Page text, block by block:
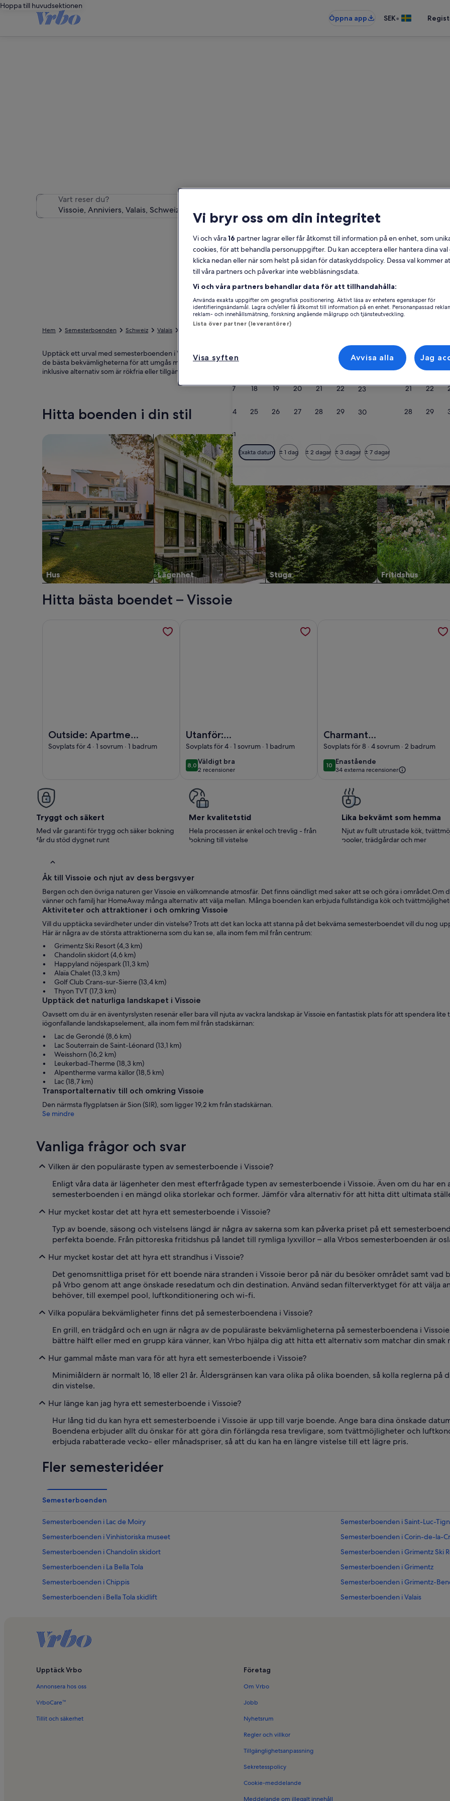
Hoppa till huvudsektionen
Öppna app
SEK•
Vart reser du?
Kalender
dina
nuvarande
månader
August
2026
och
September
augusti 2026
MånMåndag
TisTisdag
OnsOnsdag
TorsTorsdag
FreFredag
LörLördag
SönSöndag
1 2
15
17 18 19 20 21 22 23
24 25 26 27 28 29 30
31
14
21 22
28 29
Exakta datum ± 1 dag ± 2 dagar ± 3 dagar ± 7 dagar
Hem Semesterboenden Schweiz Valais
Upptäck ett urval med semesterboenden i Vissoie som passar perfekt för din resa. Oavsett om du bor på ett semesterboende
de bästa bekvämligheterna för att umgås med dem du gillar bäst, till exempel wi-fi och en bubbelpool. Vad du än drömmer om
inklusive alternativ som är rökfria eller tillgänglighetsanpassade.
Hitta boenden i din stil
Hus Lägenhet
Sök bland lägenheter
Stuga Fritidshus
Hitta bästa boendet – Vissoie
Outside: Apartment
in a small building in
Sovplats för 4 · 1 sovrum · 1 badrum
Utanför:
vindsvåning på 2: a
våningen i en stuga,
för 2-4 personer,
Sovplats för 4 · 1 sovrum · 1 badrum
8,08,0 av 10
Väldigt bra
väldigt
bra
2 recensioner
(2 recensioner)
Charmant
appartement
pouvant accueillir
jusqu'à 10
canapé-lit au salon)
situé dans la
Sovplats för 8 · 4 sovrum · 2 badrum
1010 av 10
Enastående
enastående
34 externa recensioner
Tryggt och säkert
Med vår garanti för trygg och säker bokning
får du stöd dygnet runt
Mer kvalitetstid
Hela processen är enkel och trevlig - från
bokning till vistelse
Lika bekvämt som hemma
Njut av fullt utrustade kök,
pooler, trädgårdar och mer
Åk till Vissoie och njut av dess bergsvyer
Bergen och den övriga naturen ger Vissoie en välkomnande atmosfär. Det finns oändligt med saker att se och göra i
vänner och familj har HomeAway många alternativ att välja mellan. Många boenden kan erbjuda fullständiga kök och
Aktiviteter och attraktioner i och omkring Vissoie
Vill du upptäcka sevärdheter under din vistelse? Trots att det kan locka att stanna på det bekväma semesterboendet vill du nog
Här är några av de största attraktionerna som du kan se, alla inom fem mil från centrum:
Grimentz Ski Resort (4,3 km)
Chandolin skidort (4,6 km)
Happyland nöjespark (11,3 km)
Alaïa Chalet (13,3 km)
Golf Club Crans-sur-Sierre (13,4 km)
Thyon TVT (17,3 km)
Upptäck det naturliga landskapet i Vissoie
Oavsett om du är en äventyrslysten resenär eller bara vill njuta av vackra landskap är Vissoie en fantastisk plats för att spendera
iögonfallande landskapselement, alla inom fem mil från stadskärnan:
Lac de Gerondé (8,6 km)
Lac Souterrain de Saint-Léonard (13,1 km)
Weisshorn (16,2 km)
Leukerbad-Therme (18,3 km)
Alpentherme varma källor (18,5 km)
Lac (18,7 km)
Transportalternativ till och omkring Vissoie
Den närmsta flygplatsen är Sion (SIR), som ligger 19,2 km från stadskärnan.
Se mindre
Vanliga frågor och svar
Vilken är den populäraste typen av semesterboende i Vissoie?
Enligt våra data är lägenheter den mest efterfrågade typen av semesterboende i Vissoie. Även om du har en
semesterboenden i en mängd olika storlekar och former. Jämför våra alternativ för att hitta ditt ultimata
Hur mycket kostar det att hyra ett semesterboende i Vissoie?
Typ av boende, säsong och vistelsens längd är några av sakerna som kan påverka priset på ett
perfekta boende. Från pittoreska fritidshus på landet till rymliga lyxvillor – alla Vrbos semesterboenden är
Hur mycket kostar det att hyra ett strandhus i Vissoie?
Det genomsnittliga priset för ett boende nära stranden i Vissoie beror på när du besöker området samt
på Vrbo genom att ange önskade resedatum och din destination. Använd sedan filterverktyget för att välja
behöver, till exempel pool, luftkonditionering och wi-fi.
Vilka populära bekvämligheter finns det på semesterboendena i Vissoie?
En grill, en trädgård och en ugn är några av de populäraste bekvämligheterna på semesterboendena i
bättre hälft eller med en grupp kära vänner, kan Vrbo hjälpa dig att hitta ett alternativ som matchar din
Hur gammal måste man vara för att hyra ett semesterboende i Vissoie?
Minimiåldern är normalt 16, 18 eller 21 år. Åldersgränsen kan vara olika på olika boenden, så kolla reglerna
din vistelse.
Hur länge kan jag hyra ett semesterboende i Vissoie?
Hur lång tid du kan hyra ett semesterboende i Vissoie är upp till varje boende. Ange bara dina önskade
Boendena erbjuder allt du önskar för att göra din förlängda resa trevligare, som tvättmöjligheter och
erbjuda rabatterade vecko- eller månadspriser, så att du kan ha en längre vistelse till ett lägre pris.
Fler semesteridéer
Semesterboenden
Semesterboenden i Lac de Moiry
Semesterboenden i Saint-Luc-
Semesterboenden i Vinhistoriska museet
Semesterboenden i Corin-de-la-
Semesterboenden i Chandolin skidort
Semesterboenden i Grimentz Ski
Semesterboenden i La Bella Tola
Semesterboenden i Grimentz
Semesterboenden i Chippis
Semesterboenden i Grimentz-
Semesterboenden i Bella Tola skidlift
Semesterboenden i Valais
Upptäck Vrbo
Annonsera hos oss
VrboCare™
Tillit och säkerhet
Företag
Om Vrbo
Jobb
Nyhetsrum
Regler och villkor
Tillgänglighetsanpassning
Sekretesspolicy
Cookie-meddelande
Meddelande om illegalt innehåll
Vi bryr oss om din integritet
Vi och våra16 partner lagrar eller får åtkomst till information på en enhet, som
cookies, för att behandla personuppgifter. Du kan acceptera eller hantera dina
klicka nedan eller när som helst på sidan för dataskyddspolicy. Dessa val kommer
till våra partners och påverkar inte webbläsningsdata.
Vi och våra partners behandlar data för att tillhandahålla:
Använda exakta uppgifter om geografisk positionering. Aktivt läsa av enhetens egenskaper för
identifieringsändamål. Lagra och/eller få åtkomst till information på en enhet. Personanpassad
reklam- och innehållsmätning, forskning angående målgrupp och tjänsteutveckling.
Lista över partner (leverantörer)
Visa syften Avvisa alla Jag